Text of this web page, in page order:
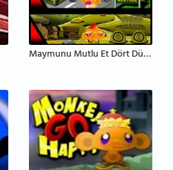
Maymunu Mutlu Et Dört Dünya